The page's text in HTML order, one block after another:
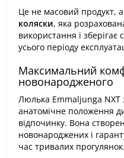
Це не масовий продукт, а
коляски, яка
використання і зберігає
усього періоду
Максимальний
новонародженого
Люлька Emmaljunga NXT
анатомічне положення
відпочинку. Вона
новонароджених і
час тривалих прогулянок.